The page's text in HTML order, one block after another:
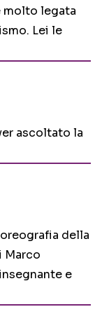
molto legata
Lei le
ascoltato la
della
Marco
e